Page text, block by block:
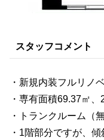
スタッフコメント
・新規内装フルリノ
・専有面積69.37㎡、
・トランクルーム（無
・1階部分ですが、